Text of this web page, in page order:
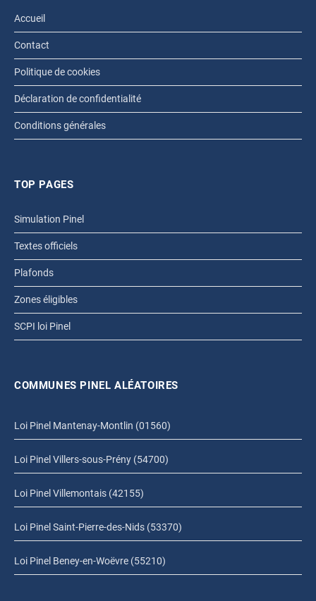
Accueil
Contact
Politique de cookies
Déclaration de confidentialité
Conditions générales
TOP PAGES
Simulation Pinel
Textes officiels
Plafonds
Zones éligibles
SCPI loi Pinel
COMMUNES PINEL ALÉATOIRES
Loi Pinel Mantenay-Montlin (01560)
Loi Pinel Villers-sous-Prény (54700)
Loi Pinel Villemontais (42155)
Loi Pinel Saint-Pierre-des-Nids (53370)
Loi Pinel Beney-en-Woëvre (55210)